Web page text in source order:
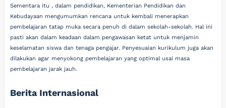
Sementara itu , dalam pendidikan, Kementerian Pendidikan dan
Kebudayaan mengumumkan rencana untuk kembali menerapkan
pembelajaran tatap muka secara penuh di dalam sekolah-sekolah. Hal ini
pasti akan dalam keadaan dalam pengawasan ketat untuk menjamin
keselamatan siswa dan tenaga pengajar. Penyesuaian kurikulum juga akan
dilakukan agar menyokong pembelajaran yang optimal usai masa
pembelajaran jarak jauh.
Berita Internasional